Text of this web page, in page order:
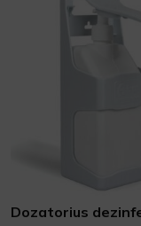
Dozatorius